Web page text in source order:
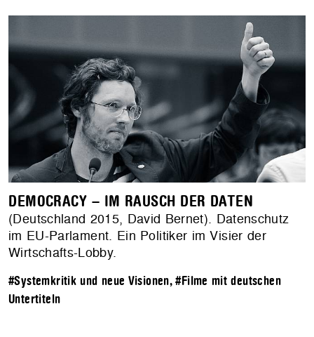
DEMOCRACY – IM RAUSCH DER DATEN
(Deutschland 2015, David Bernet). Datenschutz
im EU-Parlament. Ein Politiker im Visier der
Wirtschafts-Lobby.
#Systemkritik und neue Visionen,#Filme mit deutschen
Untertiteln